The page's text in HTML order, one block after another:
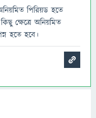
পিরিয়ড হতে
ক্ষেত্রে অনিয়মিত
হতে হবে।